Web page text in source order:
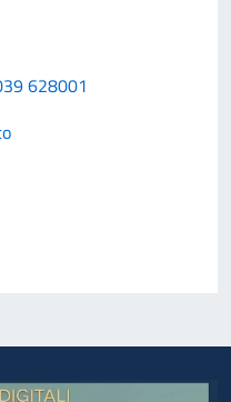
628001